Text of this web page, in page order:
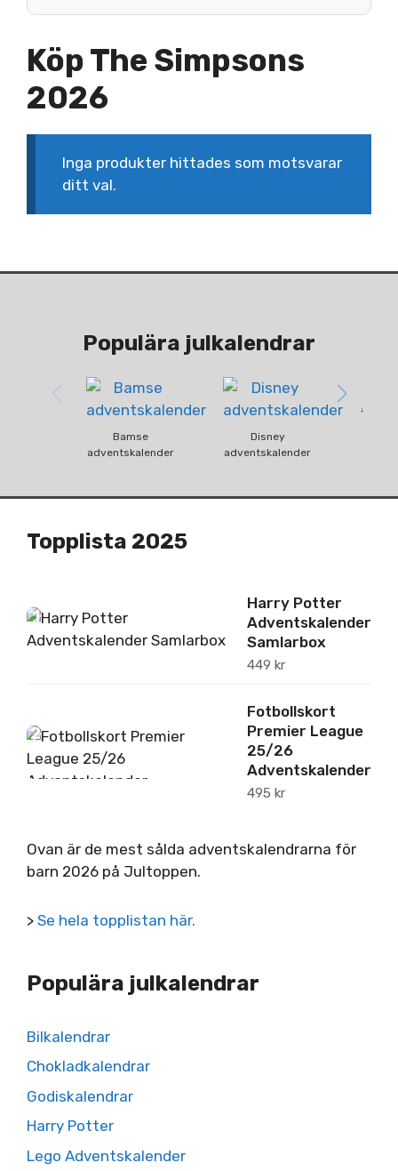
Köp The Simpsons
2026
Inga produkter hittades som motsvarar
ditt val.
Populära julkalendrar
Bamse
adventskalender
Disney
adventskalender
Topplista 2025
1
Harry Potter
Adventskalender
Samlarbox
449 kr
2
Fotbollskort
Premier League
25/26
Adventskalender
495 kr
Ovan är de mest sålda adventskalendrarna för
barn 2026 på Jultoppen.
> Se hela topplistan här.
Populära julkalendrar
Bilkalendrar
Chokladkalendrar
Godiskalendrar
Harry Potter
Lego Adventskalender